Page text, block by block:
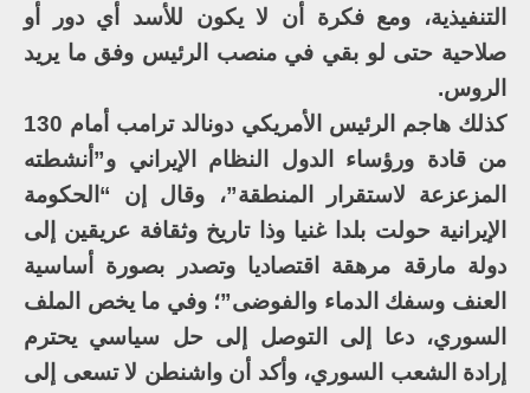
التنفيذية، ومع فكرة أن لا يكون للأسد أي دور أو
صلاحية حتى لو بقي في منصب الرئيس وفق ما يريد
الروس.
كذلك هاجم الرئيس الأمريكي دونالد ترامب أمام 130
من قادة ورؤساء الدول النظام الإيراني و”أنشطته
المزعزعة لاستقرار المنطقة”، وقال إن “الحكومة
الإيرانية حولت بلدا غنيا وذا تاريخ وثقافة عريقين إلى
دولة مارقة مرهقة اقتصاديا وتصدر بصورة أساسية
العنف وسفك الدماء والفوضى”؛ وفي ما يخص الملف
السوري، دعا إلى التوصل إلى حل سياسي يحترم
إرادة الشعب السوري، وأكد أن واشنطن لا تسعى إلى